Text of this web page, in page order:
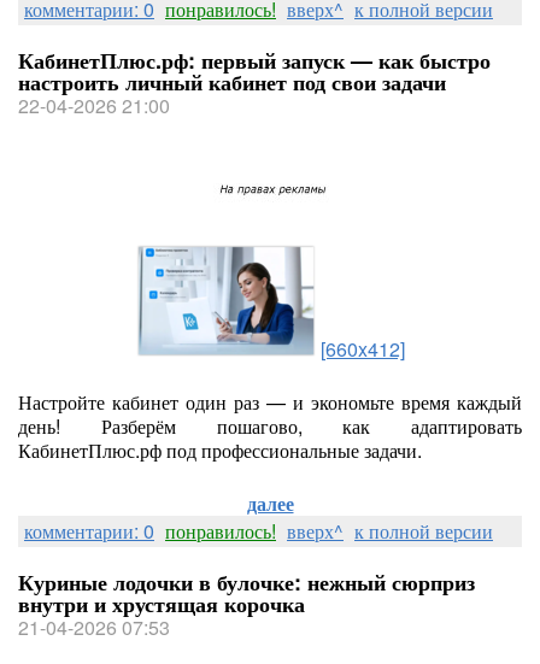
комментарии: 0 понравилось! вверх^ к полной версии
КабинетПлюс.рф: первый запуск — как быстро
настроить личный кабинет под свои задачи
22-04-2026 21:00
[660x412]
Настройте кабинет один раз — и экономьте время каждый
день! Разберём пошагово, как адаптировать
КабинетПлюс.рф под профессиональные задачи.
далее
комментарии: 0 понравилось! вверх^ к полной версии
Куриные лодочки в булочке: нежный сюрприз
внутри и хрустящая корочка
21-04-2026 07:53